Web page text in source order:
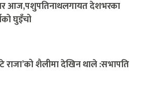
आज,पशुपतिनाथलगायत देशभरका
घुइँचो
राजा’को शैलीमा देखिन थाले :सभापति